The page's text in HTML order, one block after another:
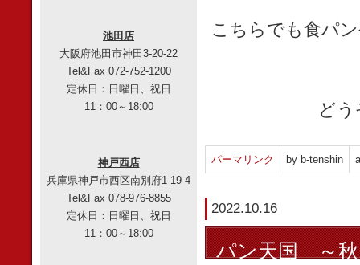
こちらでも食パ
ど
パーマリンク by b-tenshin
2022.10.16
パン天国 ～
池田店
大阪府池田市神田3-20-22
Tel&Fax 072-752-1200
定休日：日曜日、祝日
11：00～18:00
神戸西店
兵庫県神戸市西区南別府1-19-4
Tel&Fax 078-976-8855
定休日：日曜日、祝日
11：00～18:00